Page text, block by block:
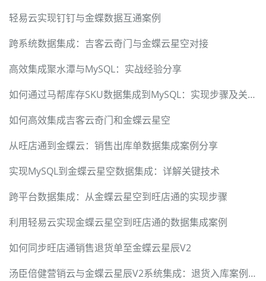
轻易云实现钉钉与金蝶数据互通案例
跨系统数据集成：吉客云奇门与金蝶云星空对接
高效集成聚水潭与MySQL：实战经验分享
如何通过马帮库存SKU数据集成到MySQL：实现步骤及关键技术
如何高效集成吉客云奇门和金蝶云星空
从旺店通到金蝶云：销售出库单数据集成案例分享
实现MySQL到金蝶云星空数据集成：详解关键技术
跨平台数据集成：从金蝶云星空到旺店通的实现步骤
利用轻易云实现金蝶云星空到旺店通的数据集成案例
如何同步旺店通销售退货单至金蝶云星辰V2
汤臣倍健营销云与金蝶云星辰V2系统集成：退货入库案例详解